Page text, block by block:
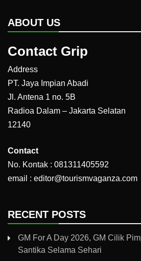
ABOUT US
Contact Grip
Address
PT. Jaya Impian Abadi
Jl. Antena 1 no. 5B
Radioa Dalam – Jakarta Selatan
12140
Contact
No. Kontak : 081311405592
email : editor@tourismvaganza.com
RECENT POSTS
GM For A Day 2026, GM Cilik
Santika Selama Sehari